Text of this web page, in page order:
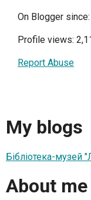
On Blogger
Profile views:
Report Abuse
My blogs
Бібліотека-музей
About me